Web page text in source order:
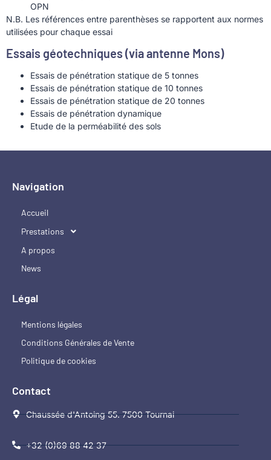
OPN
N.B. Les références entre parenthèses se rapportent aux normes
utilisées pour chaque essai
Essais géotechniques (via antenne Mons)
Essais de pénétration statique de 5 tonnes
Essais de pénétration statique de 10 tonnes
Essais de pénétration statique de 20 tonnes
Essais de pénétration dynamique
Etude de la perméabilité des sols
Navigation
Accueil
Prestations
A propos
News
Légal
Mentions légales
Conditions Générales de Vente
Politique de cookies
Contact
Chaussée d'Antoing 55. 7500 Tournai
+32 (0)69 88 42 37